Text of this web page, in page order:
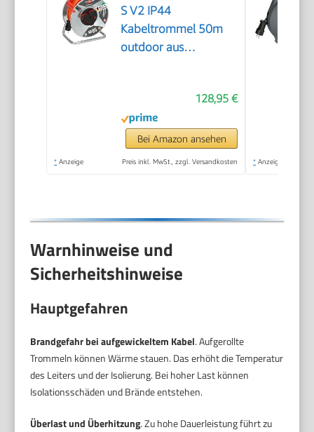
S V2 IP44
Kabeltrommel 50m
outdoor aus
128,95 €
Bei Amazon ansehen
* Anzeige Preis inkl. MwSt., zzgl. Versandkosten * Anzeige
Warnhinweise und
Sicherheitshinweise
Hauptgefahren
Brandgefahr bei aufgewickeltem Kabel. Aufgerollte
Trommeln können Wärme stauen. Das erhöht die Temperatur
des Leiters und der Isolierung. Bei hoher Last können
Isolationsschäden und Brände entstehen.
Überlast und Überhitzung. Zu hohe Dauerleistung führt zu